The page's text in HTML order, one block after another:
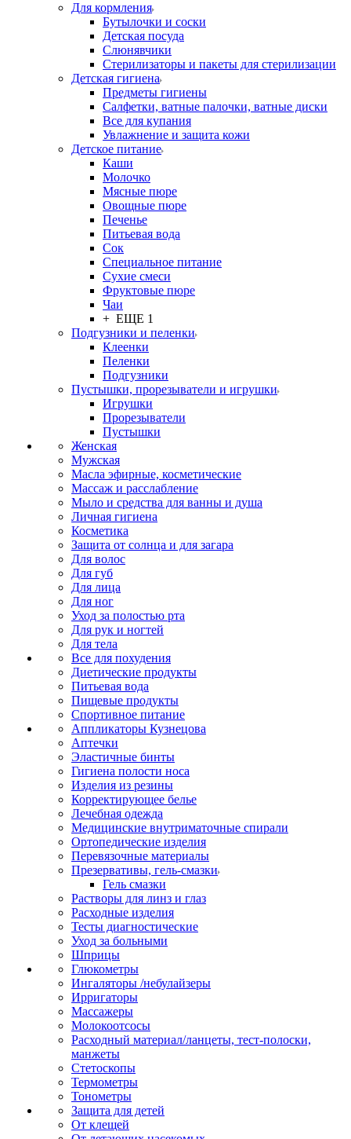
Для кормления
Бутылочки и соски
Детская посуда
Слюнявчики
Стерилизаторы и пакеты для стерилизации
Детская гигиена
Предметы гигиены
Салфетки, ватные палочки, ватные диски
Все для купания
Увлажнение и защита кожи
Детское питание
Каши
Молочко
Мясные пюре
Овощные пюре
Печенье
Питьевая вода
Сок
Специальное питание
Сухие смеси
Фруктовые пюре
Чаи
+ ЕЩЕ 1
Подгузники и пеленки
Клеенки
Пеленки
Подгузники
Пустышки, прорезыватели и игрушки
Игрушки
Прорезыватели
Пустышки
Женская
Мужская
Масла эфирные, косметические
Массаж и расслабление
Мыло и средства для ванны и душа
Личная гигиена
Косметика
Защита от солнца и для загара
Для волос
Для губ
Для лица
Для ног
Уход за полостью рта
Для рук и ногтей
Для тела
Все для похудения
Диетические продукты
Питьевая вода
Пищевые продукты
Спортивное питание
Аппликаторы Кузнецова
Аптечки
Эластичные бинты
Гигиена полости носа
Изделия из резины
Корректирующее белье
Лечебная одежда
Медицинские внутриматочные спирали
Ортопедические изделия
Перевязочные материалы
Презервативы, гель-смазки
Гель смазки
Растворы для линз и глаз
Расходные изделия
Тесты диагностические
Уход за больными
Шприцы
Глюкометры
Ингаляторы /небулайзеры
Ирригаторы
Массажеры
Молокоотсосы
Расходный материал/ланцеты, тест-полоски,
манжеты
Стетоскопы
Термометры
Тонометры
Защита для детей
От клещей